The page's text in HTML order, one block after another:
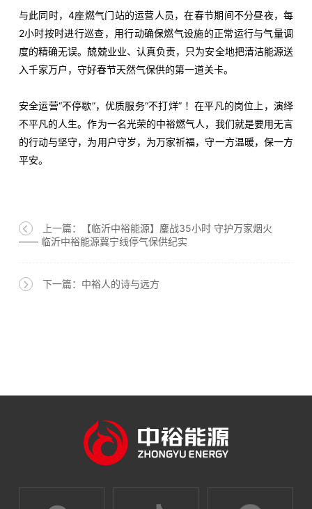
与此同时，4座燃气门站的运营人员，在春节期间不分昼夜，每
2小时按时进行巡查，用行动确保燃气设施的正常运行与气量调
度的精确无误。兢兢业业、认真负责，只为安全地把清洁能源送
入千家万户，守好春节天然气保供的第一道关卡。
安全运营“不停歇”，优质服务“不打烊” ！在平凡的岗位上，演绎
不平凡的人生。作为一名光荣的中裕燃气人，我们就是要用无言
的行动与坚守，为用户守岁，为万家祈福，守一方温暖，保一方
平安。
上一篇：【临沂中裕能源】鏖战35小时 守护万家烟火
—— 临沂中裕能源冀宁线停气保供纪实
下一篇：中裕人的诗与远方